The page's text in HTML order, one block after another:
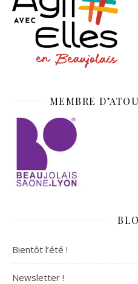
MEMBRE
Bientôt l’été !
Newsletter !